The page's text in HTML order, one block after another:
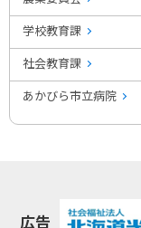
学校教育課
社会教育課
あかびら市立病院
広告